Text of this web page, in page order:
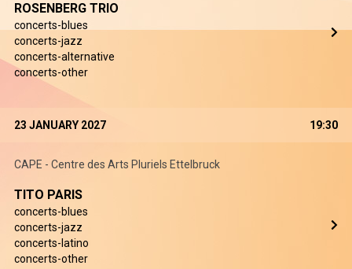
ROSENBERG TRIO
concerts-blues
concerts-jazz
concerts-alternative
concerts-other
23 JANUARY 2027 19:30
CAPE - Centre des Arts Pluriels Ettelbruck
TITO PARIS
concerts-blues
concerts-jazz
concerts-latino
concerts-other